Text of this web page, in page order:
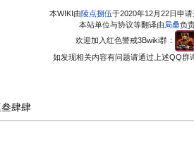
本WIKI由陵点捌伍于2020年12月22日申
本站单位与协议等翻译由 局桑负
欢迎加入红色警戒3Bwiki群：
如发现相关内容有问题请通过上述QQ群
肆肆